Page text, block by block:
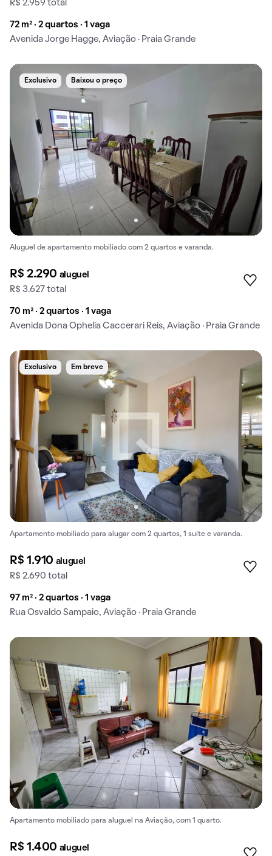
R$ 2.959 total
72 m² · 2 quartos · 1 vaga
Avenida Jorge Hagge, Aviação · Praia Grande
Exclusivo Baixou o preço
Aluguel de apartamento mobiliado com 2 quartos e varanda.
R$ 2.290 aluguel
R$ 3.627 total
70 m² · 2 quartos · 1 vaga
Avenida Dona Ophelia Caccerari Reis, Aviação · Praia Grande
Exclusivo Em breve
Apartamento mobiliado para alugar com 2 quartos, 1 suíte e varanda.
R$ 1.910 aluguel
R$ 2.690 total
97 m² · 2 quartos · 1 vaga
Rua Osvaldo Sampaio, Aviação · Praia Grande
Apartamento mobiliado para aluguel na Aviação, com 1 quarto.
R$ 1.400 aluguel